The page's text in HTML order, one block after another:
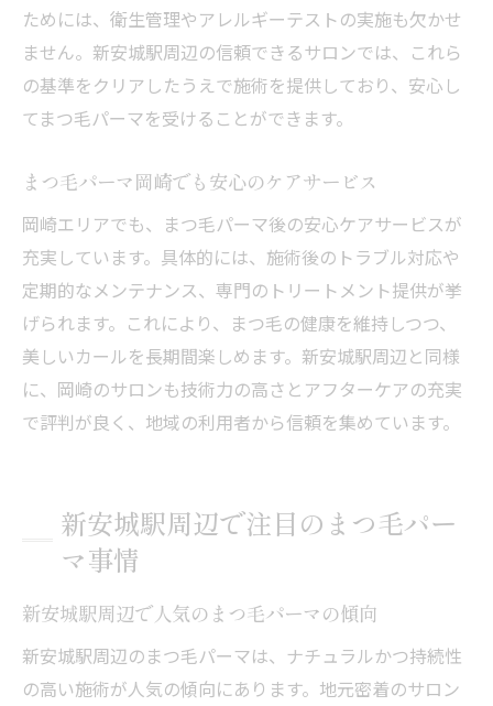
ためには、衛生管理やアレルギーテストの実施も欠かせ
ません。新安城駅周辺の信頼できるサロンでは、これら
の基準をクリアしたうえで施術を提供しており、安心し
てまつ毛パーマを受けることができます。
まつ毛パーマ岡崎でも安心のケアサービス
岡崎エリアでも、まつ毛パーマ後の安心ケアサービスが
充実しています。具体的には、施術後のトラブル対応や
定期的なメンテナンス、専門のトリートメント提供が挙
げられます。これにより、まつ毛の健康を維持しつつ、
美しいカールを長期間楽しめます。新安城駅周辺と同様
に、岡崎のサロンも技術力の高さとアフターケアの充実
で評判が良く、地域の利用者から信頼を集めています。
新安城駅周辺で注目のまつ毛パー
マ事情
新安城駅周辺で人気のまつ毛パーマの傾向
新安城駅周辺のまつ毛パーマは、ナチュラルかつ持続性
の高い施術が人気の傾向にあります。地元密着のサロン